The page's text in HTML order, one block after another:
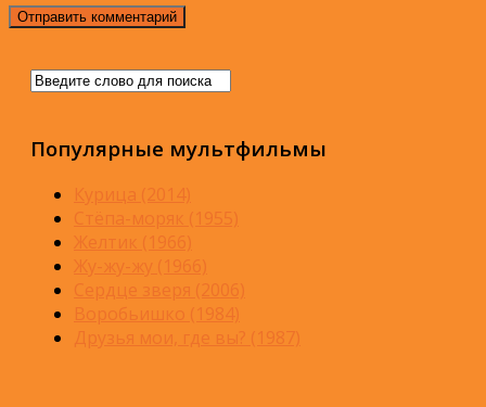
Популярные мультфильмы
Курица (2014)
Стёпа-моряк (1955)
Желтик (1966)
Жу-жу-жу (1966)
Сердце зверя (2006)
Воробьишко (1984)
Друзья мои, где вы? (1987)